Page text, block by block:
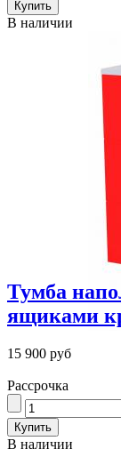
В наличии
Тумба
ящиками
15 900 руб
Рассрочка
В наличии